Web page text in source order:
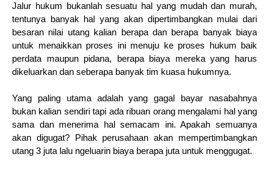
Jalur hukum bukanlah sesuatu hal yang mudah dan murah,
tentunya banyak hal yang akan dipertimbangkan mulai dari
besaran nilai utang kalian berapa dan berapa banyak biaya
untuk menaikkan proses ini menuju ke proses hukum baik
perdata maupun pidana, berapa biaya mereka yang harus
dikeluarkan dan seberapa banyak tim kuasa hukumnya.
Yang paling utama adalah yang gagal bayar nasabahnya
bukan kalian sendiri tapi ada ribuan orang mengalami hal yang
sama dan menerima hal semacam ini. Apakah semuanya
akan digugat? Pihak perusahaan akan mempertimbangkan
utang 3 juta lalu ngeluarin biaya berapa juta untuk menggugat.